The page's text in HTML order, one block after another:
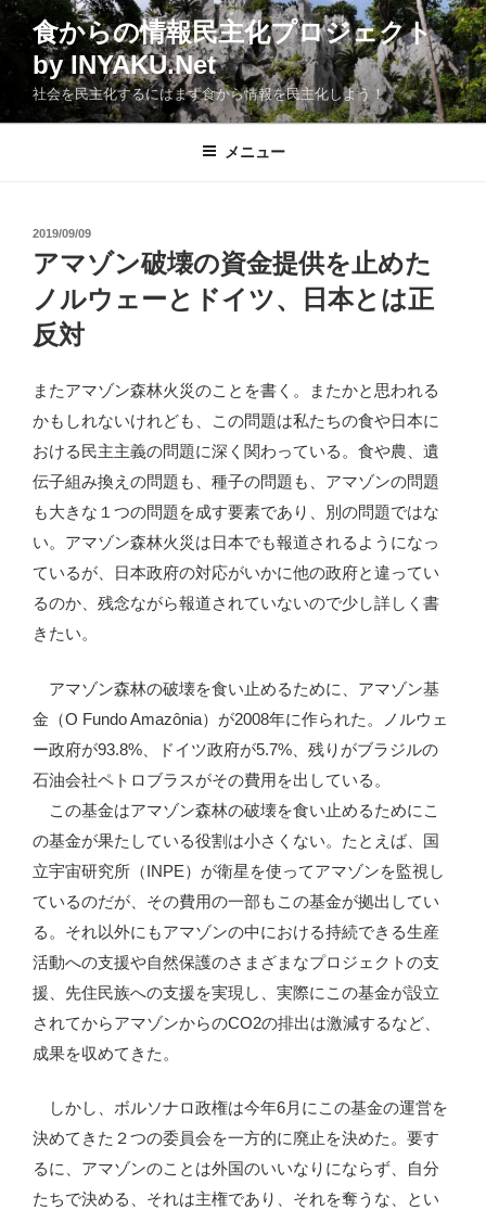
コ
食からの情報民主化プロジェクト
by INYAKU.Net
社会を民主化するにはまず食から情報を民主化しよう！
メニュー
投
稿
日:
2019/09/09
アマゾン破壊の資金提供を止めた
ノルウェーとドイツ、日本とは正
反対
またアマゾン森林火災のことを書く。またかと思われる
かもしれないけれども、この問題は私たちの食や日本に
おける民主主義の問題に深く関わっている。食や農、遺
伝子組み換えの問題も、種子の問題も、アマゾンの問題
も大きな１つの問題を成す要素であり、別の問題ではな
い。アマゾン森林火災は日本でも報道されるようになっ
ているが、日本政府の対応がいかに他の政府と違ってい
るのか、残念ながら報道されていないので少し詳しく書
きたい。
アマゾン森林の破壊を食い止めるために、アマゾン基
金（O Fundo Amazônia）が2008年に作られた。ノルウェ
ー政府が93.8%、ドイツ政府が5.7%、残りがブラジルの
石油会社ペトロブラスがその費用を出している。
この基金はアマゾン森林の破壊を食い止めるためにこ
の基金が果たしている役割は小さくない。たとえば、国
立宇宙研究所（INPE）が衛星を使ってアマゾンを監視し
ているのだが、その費用の一部もこの基金が拠出してい
る。それ以外にもアマゾンの中における持続できる生産
活動への支援や自然保護のさまざまなプロジェクトの支
援、先住民族への支援を実現し、実際にこの基金が設立
されてからアマゾンからのCO2の排出は激減するなど、
成果を収めてきた。
しかし、ボルソナロ政権は今年6月にこの基金の運営を
決めてきた２つの委員会を一方的に廃止を決めた。要す
るに、アマゾンのことは外国のいいなりにならず、自分
たちで決める、それは主権であり、それを奪うな、とい